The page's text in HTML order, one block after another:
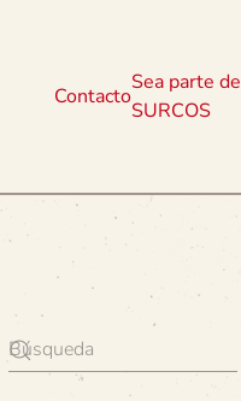
Contacto
Sea parte de
SURCOS